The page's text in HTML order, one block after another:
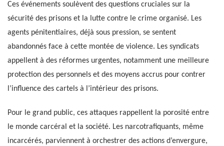
Ces événements soulèvent des questions cruciales sur la
sécurité des prisons et la lutte contre le crime organisé. Les
agents pénitentiaires, déjà sous pression, se sentent
abandonnés face à cette montée de violence. Les syndicats
appellent à des réformes urgentes, notamment une meilleure
protection des personnels et des moyens accrus pour contrer
l’influence des cartels à l’intérieur des prisons.
Pour le grand public, ces attaques rappellent la porosité entre
le monde carcéral et la société. Les narcotrafiquants, même
incarcérés, parviennent à orchestrer des actions d’envergure,